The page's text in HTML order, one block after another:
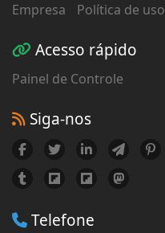
Empresa Política de uso
Acesso rápido
Painel de Controle
Siga-nos
Telefone